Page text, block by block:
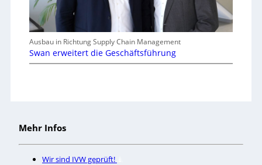
Ausbau in Richtung Supply Chain Management
Swan erweitert die Geschäftsführung
Mehr Infos
Wir sind IVW geprüft!